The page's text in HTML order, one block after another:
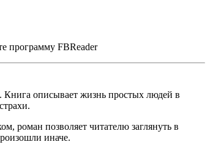
программу FBReader
Книга описывает жизнь простых людей в
роман позволяет читателю заглянуть в
иначе.